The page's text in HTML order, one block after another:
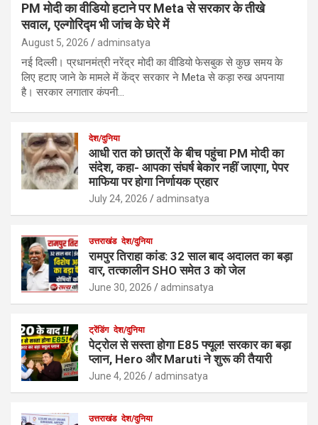
PM मोदी का वीडियो हटाने पर Meta से सरकार के तीखे
सवाल, एल्गोरिद्म भी जांच के घेरे में
August 5, 2026 adminsatya
नई दिल्ली। प्रधानमंत्री नरेंद्र मोदी का वीडियो फेसबुक से कुछ समय के
लिए हटाए जाने के मामले में केंद्र सरकार ने Meta से कड़ा रुख अपनाया
है। सरकार लगातार कंपनी…
देश/दुनिया
आधी रात को छात्रों के बीच पहुंचा PM मोदी का
संदेश, कहा- आपका संघर्ष बेकार नहीं जाएगा, पेपर
माफिया पर होगा निर्णायक प्रहार
July 24, 2026 adminsatya
उत्तराखंड देश/दुनिया
रामपुर तिराहा कांड: 32 साल बाद अदालत का बड़ा
वार, तत्कालीन SHO समेत 3 को जेल
June 30, 2026 adminsatya
ट्रेंडिंग देश/दुनिया
पेट्रोल से सस्ता होगा E85 फ्यूल! सरकार का बड़ा
प्लान, Hero और Maruti ने शुरू की तैयारी
June 4, 2026 adminsatya
उत्तराखंड देश/दुनिया